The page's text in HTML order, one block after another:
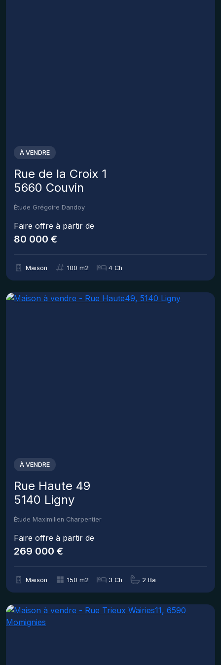
À VENDRE
Rue de la Croix 1
5660 Couvin
Étude Grégoire Dandoy
Faire offre à partir de
80 000 €
Maison 100 m2 4 Ch
À VENDRE
Rue Haute 49
5140 Ligny
Étude Maximilien Charpentier
Faire offre à partir de
269 000 €
Maison 150 m2 3 Ch 2 Ba